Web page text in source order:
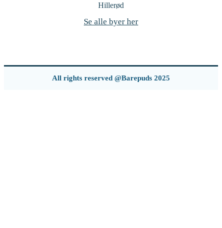
Hillerød
Se alle byer her
All rights reserved @Barepuds 2025